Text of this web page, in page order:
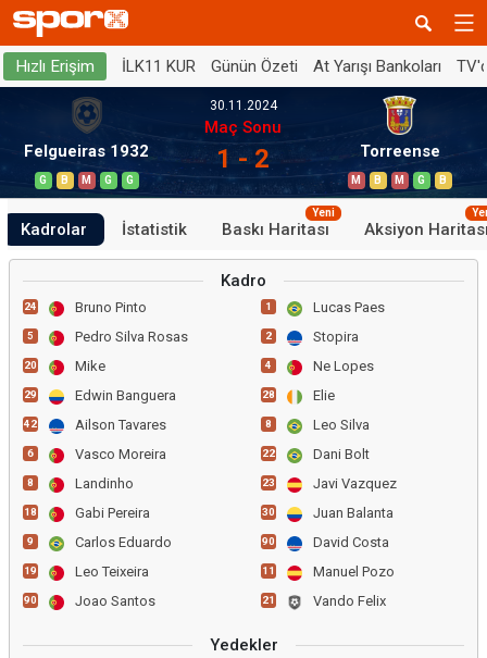
Hızlı Erişim İLK11 KUR Günün Özeti At Yarışı Bankoları
Felgueiras 1932
G B M G G
30.11.2024
Maç Sonu
1 - 2 Torreense
M B M G B
Kadrolar İstatistik Baskı Haritası
Yeni
Aksiyon
Kadro
24 Bruno Pinto
5 Pedro Silva Rosas
20 Mike
29 Edwin Banguera
42 Ailson Tavares
6 Vasco Moreira
8 Landinho
18 Gabi Pereira
9 Carlos Eduardo
19 Leo Teixeira
90 Joao Santos
1 Lucas Paes
2 Stopira
4 Ne Lopes
28 Elie
8 Leo Silva
22 Dani Bolt
23 Javi Vazquez
30 Juan Balanta
90 David Costa
11 Manuel Pozo
21 Vando Felix
Yedekler